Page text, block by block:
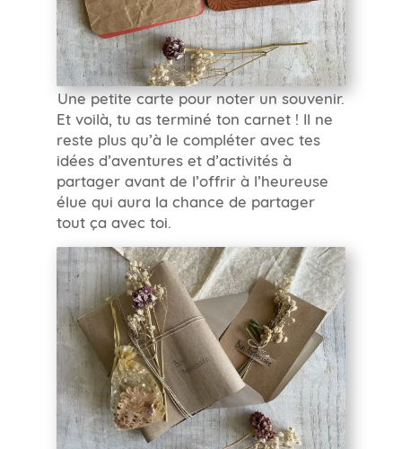
Une petite carte pour noter un souvenir.
Et voilà, tu as terminé ton carnet ! Il ne
reste plus qu’à le compléter avec tes
idées d’aventures et d’activités à
partager avant de l’offrir à l’heureuse
élue qui aura la chance de partager
tout ça avec toi.